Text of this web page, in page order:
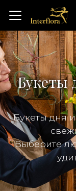
Букеты
Букеты дня
Выберите